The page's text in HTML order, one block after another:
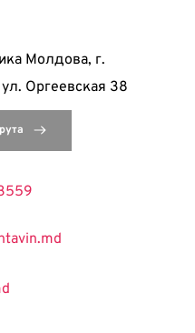
Молдова, г.
Оргеевская 38